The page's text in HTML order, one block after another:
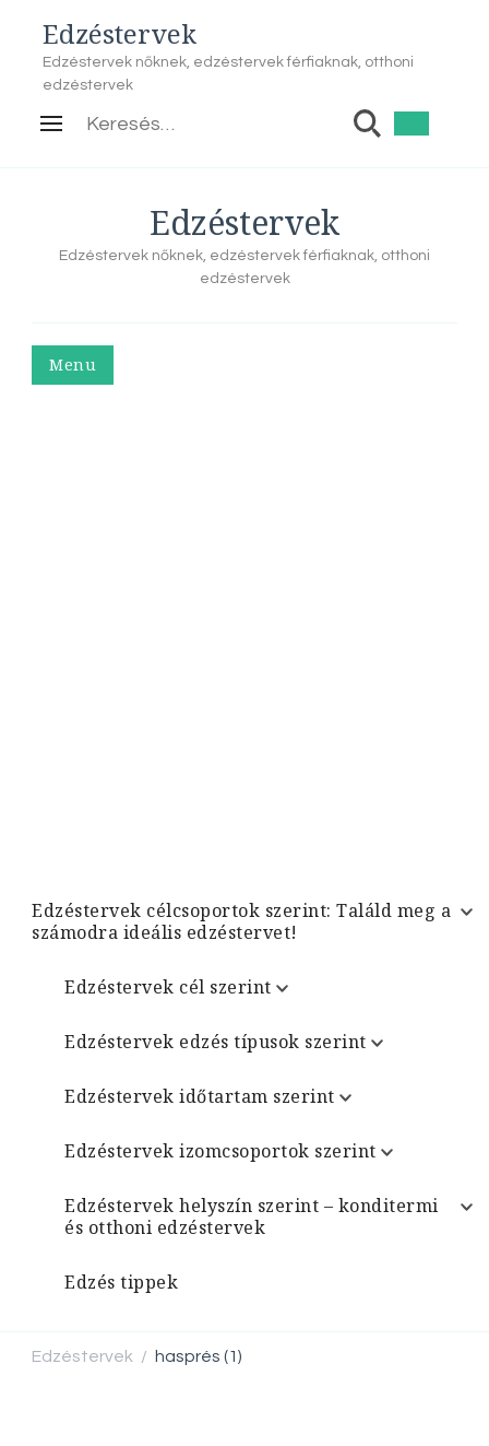
Edzéstervek
Edzéstervek nőknek, edzéstervek férfiaknak, otthoni
edzéstervek
Keresés:
Edzéstervek
Edzéstervek nőknek, edzéstervek férfiaknak, otthoni
edzéstervek
Menu
Edzéstervek célcsoportok szerint: Találd meg a
számodra ideális edzéstervet!
Edzéstervek cél szerint
Edzéstervek edzés típusok szerint
Edzéstervek időtartam szerint
Edzéstervek izomcsoportok szerint
Edzéstervek helyszín szerint – konditermi
és otthoni edzéstervek
Edzés tippek
Edzéstervek / hasprés (1)